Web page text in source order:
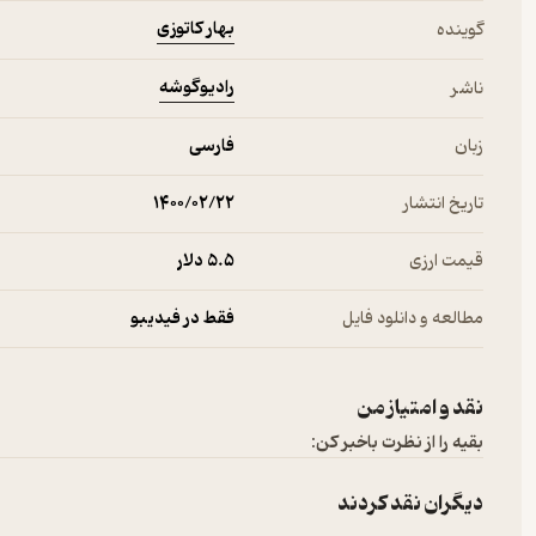
گوینده بهار کاتوزی
ناشر رادیوگوشه
زبان فارسی
تاریخ انتشار ۱۴۰۰/۰۲/۲۲
قیمت ارزی 5.۵ دلار
مطالعه و دانلود فایل فقط در فیدیبو
نقد و امتیاز من
بقیه را از نظرت باخبر کن:
دیگران نقد کردند